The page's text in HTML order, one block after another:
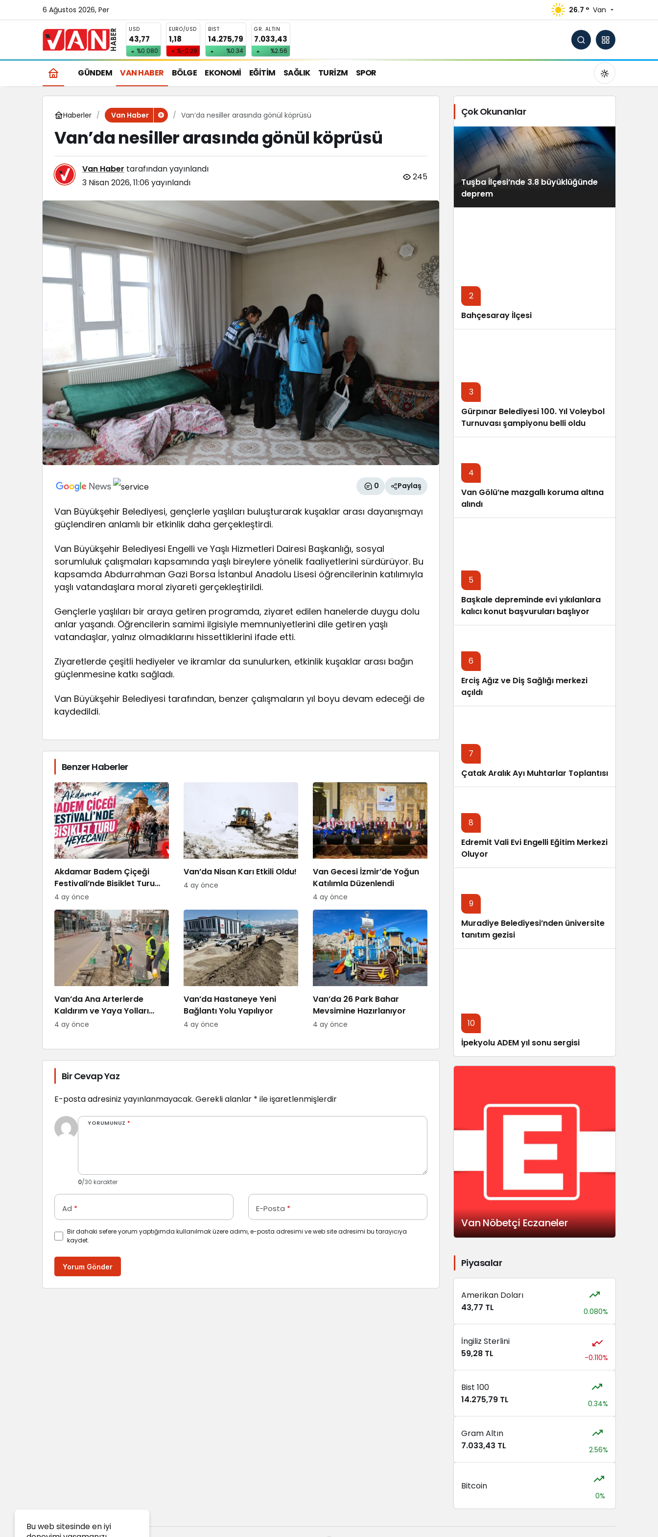
6 Ağustos 2026, Per 26.7 ° Van
USD
43,77
%0.080
EURO/USD
1,18
%-0.29
BIST
14.275,79
%0.34
GR. ALTIN
7.033,43
%2.56
GÜNDEM VAN HABER BÖLGE EKONOMİ EĞİTİM SAĞLIK TURİZM SPOR
Gündüz Modu
Gündüz modunu seçin.
Haberler Van Haber Van’da nesiller arasında gönül köprüsü
Van’da nesiller arasında gönül köprüsü
Van Haber tarafından yayınlandı
3 Nisan 2026, 11:06yayınlandı
245
0 Paylaş
Van Büyükşehir Belediyesi, gençlerle yaşlıları buluşturarak kuşaklar arası dayanışmayı
güçlendiren anlamlı bir etkinlik daha gerçekleştirdi.
Van Büyükşehir Belediyesi Engelli ve Yaşlı Hizmetleri Dairesi Başkanlığı, sosyal
sorumluluk çalışmaları kapsamında yaşlı bireylere yönelik faaliyetlerini sürdürüyor. Bu
kapsamda Abdurrahman Gazi Borsa İstanbul Anadolu Lisesi öğrencilerinin katılımıyla
yaşlı vatandaşlara moral ziyareti gerçekleştirildi.
Gençlerle yaşlıları bir araya getiren programda, ziyaret edilen hanelerde duygu dolu
anlar yaşandı. Öğrencilerin samimi ilgisiyle memnuniyetlerini dile getiren yaşlı
vatandaşlar, yalnız olmadıklarını hissettiklerini ifade etti.
Ziyaretlerde çeşitli hediyeler ve ikramlar da sunulurken, etkinlik kuşaklar arası bağın
güçlenmesine katkı sağladı.
Van Büyükşehir Belediyesi tarafından, benzer çalışmaların yıl boyu devam edeceği de
kaydedildi.
Benzer Haberler
Akdamar Badem Çiçeği
Festivali’nde Bisiklet Turu
Heyecanı
4 ay önce
Van’da Nisan Karı Etkili Oldu!
4 ay önce
Van Gecesi İzmir’de Yoğun
Katılımla Düzenlendi
4 ay önce
Van’da Ana Arterlerde
Kaldırım ve Yaya Yolları
Yenileniyor
4 ay önce
Van’da Hastaneye Yeni
Bağlantı Yolu Yapılıyor
4 ay önce
Van’da 26 Park Bahar
Mevsimine Hazırlanıyor
4 ay önce
Bir Cevap Yaz
E-posta adresiniz yayınlanmayacak. Gerekli alanlar * ile işaretlenmişlerdir
YORUMUNUZ *
0/30 karakter
Ad * E-Posta *
Bir dahaki sefere yorum yaptığımda kullanılmak üzere adımı, e-posta adresimi ve web site adresimi bu tarayıcıya
kaydet.
Yorum Gönder
Çok Okunanlar
Tuşba İlçesi’nde 3.8 büyüklüğünde
deprem
2
Bahçesaray İlçesi
3
Gürpınar Belediyesi 100. Yıl Voleybol
Turnuvası şampiyonu belli oldu
4
Van Gölü’ne mazgallı koruma altına
alındı
5
Başkale depreminde evi yıkılanlara
kalıcı konut başvuruları başlıyor
6
Erciş Ağız ve Diş Sağlığı merkezi
açıldı
7
Çatak Aralık Ayı Muhtarlar Toplantısı
8
Edremit Vali Evi Engelli Eğitim Merkezi
Oluyor
9
Muradiye Belediyesi’nden üniversite
tanıtım gezisi
10
İpekyolu ADEM yıl sonu sergisi
Van Nöbetçi Eczaneler
Piyasalar
Amerikan Doları
43,77 TL
0.080%
İngiliz Sterlini
59,28 TL
-0.110%
Bist 100
14.275,79 TL
0.34%
Gram Altın
7.033,43 TL
2.56%
Bitcoin
0%
Bu web sitesinde en iyi